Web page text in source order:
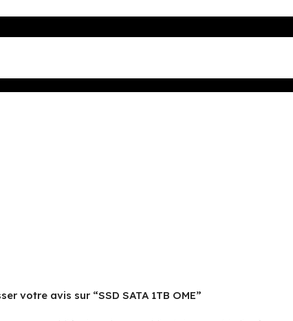
votre avis sur “SSD SATA 1TB OME”